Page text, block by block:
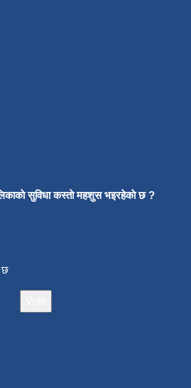
सुविधा कस्ताे महशुस भइरहेकाे छ ?
छ